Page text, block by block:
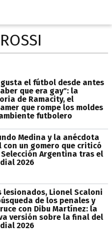
gusta el fútbol desde antes
que era gay": la
de Ramacity, el
que rompe los moldes
futbolero
Medina y la anécdota
con un gomero que criticó
Argentina tras el
2026
lesionados, Lionel Scaloni
de los penales y
con Dibu Martínez: la
versión sobre la final del
2026